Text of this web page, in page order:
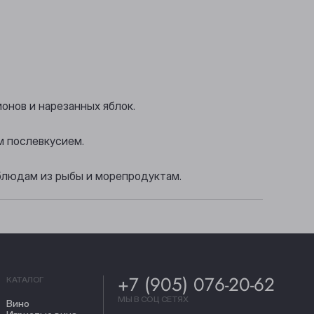
и нарезанных яблок.
послевкусием.
из рыбы и морепродуктам.
КАТАЛОГ
Вино
+7 (905) 076-20-62
МЫ В СОЦ СЕТЯХ